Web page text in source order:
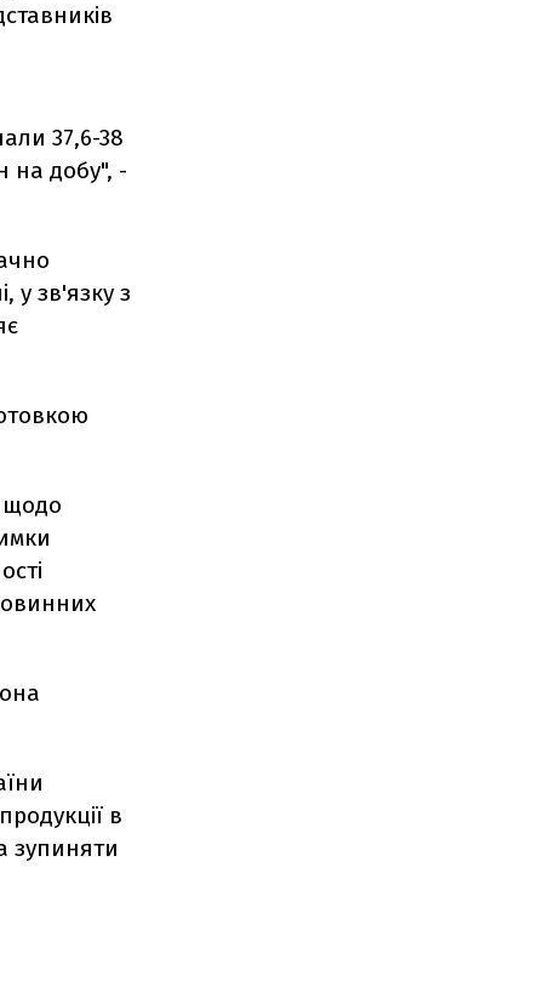
37,6-38
на добу", -
у зв'язку з
щодо
в
зупиняти